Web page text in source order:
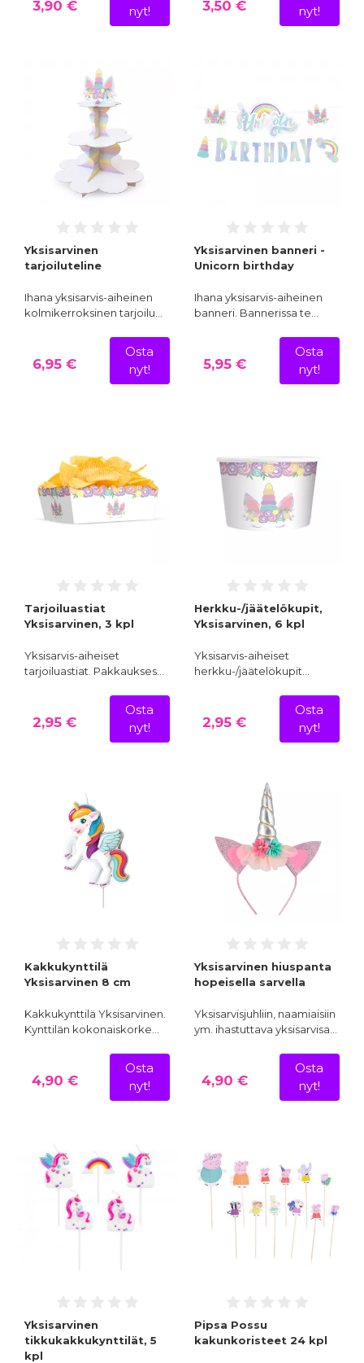
3,90 €
nyt!
3,50 €
nyt!
Yksisarvinen
tarjoiluteline
Ihana yksisarvis-aiheinen
kolmikerroksinen tarjoilu…
6,95 €
Osta
nyt!
Yksisarvinen banneri -
Unicorn birthday
Ihana yksisarvis-aiheinen
banneri. Bannerissa te…
5,95 €
Osta
nyt!
Tarjoiluastiat
Yksisarvinen, 3 kpl
Yksisarvis-aiheiset
tarjoiluastiat. Pakkaukses…
2,95 €
Osta
nyt!
Herkku-/jäätelökupit,
Yksisarvinen, 6 kpl
Yksisarvis-aiheiset
herkku-/jäätelökupit…
2,95 €
Osta
nyt!
Kakkukynttilä
Yksisarvinen 8 cm
Kakkukynttilä Yksisarvinen.
Kynttilän kokonaiskorke…
4,90 €
Osta
nyt!
Yksisarvinen hiuspanta
hopeisella sarvella
Yksisarvisjuhliin, naamiaisiin
ym. ihastuttava yksisarvisa…
4,90 €
Osta
nyt!
Yksisarvinen
tikkukakkukynttilät, 5
kpl
Pipsa Possu
kakunkoristeet 24 kpl